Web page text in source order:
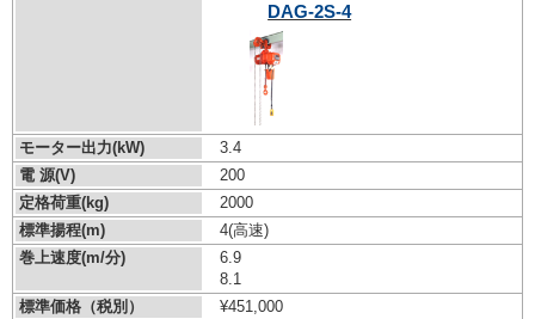
DAG-2S-4
モーター出力(kW)
3.4
電 源(V)
200
定格荷重(kg)
2000
標準揚程(m)
4(高速)
巻上速度(m/分)
6.9
8.1
標準価格（税別）
¥451,000